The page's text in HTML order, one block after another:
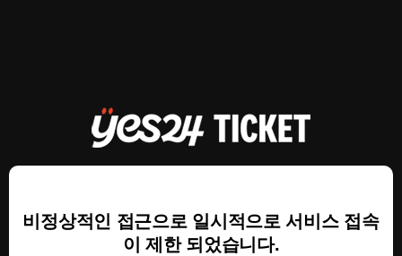
비정상적인 접근으로 일시적으로 서비스 접속
이 제한 되었습니다.